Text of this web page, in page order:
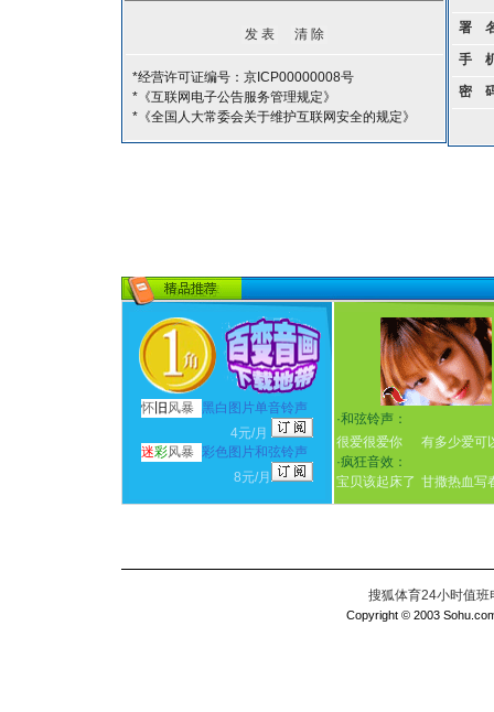
*经营许可证编号：京ICP00000008号
*《互联网电子公告服务管理规定》
*《全国人大常委会关于维护互联网安全的规定》
署
手
密
怀 旧 风暴
黑白图片单音铃声
4元/月
迷彩风暴 彩色图片和弦铃声
8元/月
·和弦铃声：
很爱很爱你
有多少爱可
·疯狂音效：
宝贝该起床了 甘撒热血写
搜狐体育24小时值
Copyright © 2003